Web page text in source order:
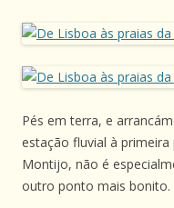
Pés em terra, e
estação fluvial à
Montijo, não é
outro ponto mais bonito.